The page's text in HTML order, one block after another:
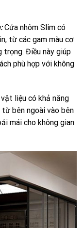
Cửa nhôm Slim có
từ các gam màu cơ
trọng. Điều này giúp
phù hợp với không
liệu có khả năng
bên ngoài vào bên
mái cho không gian